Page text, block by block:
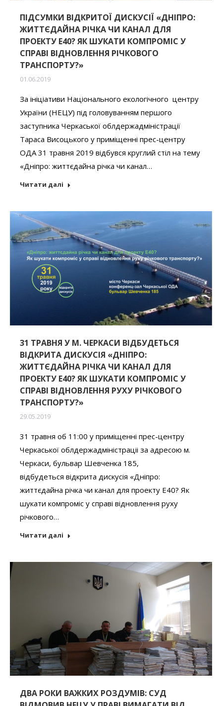
ПІДСУМКИ ВІДКРИТОЇ ДИСКУСІЇ «ДНІПРО:
ЖИТТЄДАЙНА РІЧКА ЧИ КАНАЛ ДЛЯ
ПРОЕКТУ Е40? ЯК ШУКАТИ КОМПРОМІС У
СПРАВІ ВІДНОВЛЕННЯ РІЧКОВОГО
ТРАНСПОРТУ?»
01.06.2019
За ініціативи Національного екологічного центру
України (НЕЦУ) під головуванням першого
заступника Черкаської облдержадміністрації
Тараса Висоцького у приміщенні прес-центру
ОДА 31 травня 2019 відбувся круглий стіл на тему
«Дніпро: життєдайна річка чи канал…
Читати далі
31 ТРАВНЯ У М. ЧЕРКАСИ ВІДБУДЕТЬСЯ
ВІДКРИТА ДИСКУСІЯ «ДНІПРО:
ЖИТТЄДАЙНА РІЧКА ЧИ КАНАЛ ДЛЯ
ПРОЕКТУ Е40? ЯК ШУКАТИ КОМПРОМІС У
СПРАВІ ВІДНОВЛЕННЯ РУХУ РІЧКОВОГО
ТРАНСПОРТУ?»
29.05.2019
31 травня об 11:00 у приміщенні прес-центру
Черкаської облдержадміністраціі за адресою м.
Черкаси, бульвар Шевченка 185,
відбудеться відкрита дискусія «Дніпро:
життєдайна річка чи канал для проекту Е40? Як
шукати компроміс у справі відновлення руху
річкового…
Читати далі
ДВА РОКИ ВАЖКИХ РОЗДУМІВ: СУД